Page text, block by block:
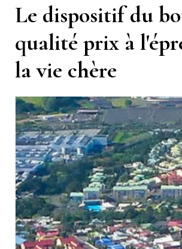
Le dispositif du
qualité prix à
la vie chère